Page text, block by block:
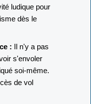
ludique pour
dès le
: Il n'y a pas
s'envoler
soi-même.
de vol